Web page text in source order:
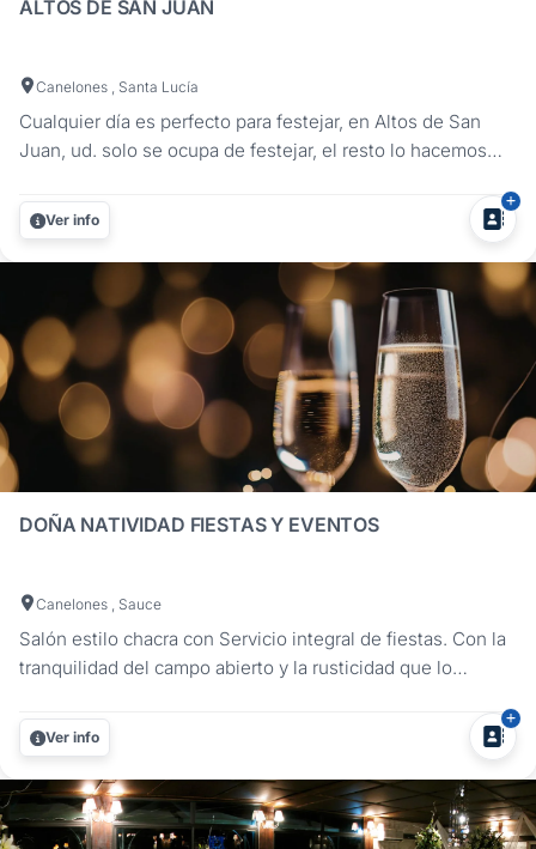
ALTOS DE SAN JUAN
Canelones , Santa Lucía
Cualquier día es perfecto para festejar, en Altos de San
Juan, ud. solo se ocupa de festejar, el resto lo hacemos
tipo de celebración.Contáctenos y conozca más acerca de
nuestros servicios....
Ver info
DOÑA NATIVIDAD FIESTAS Y EVENTOS
Canelones , Sauce
Salón estilo chacra con Servicio integral de fiestas. Con la
tranquilidad del campo abierto y la rusticidad que lo
tu fiesta sea única e inigualable. Realizamos Bodas,
cumpleaños de 15, bridal y baby shower, cumpleaños en
general, fiestas...
Ver info